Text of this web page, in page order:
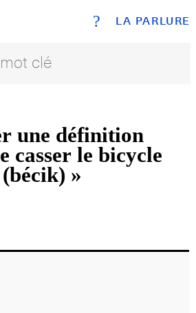
LA PARLURE
?
une définition
casser le bicycle
(bécik) »